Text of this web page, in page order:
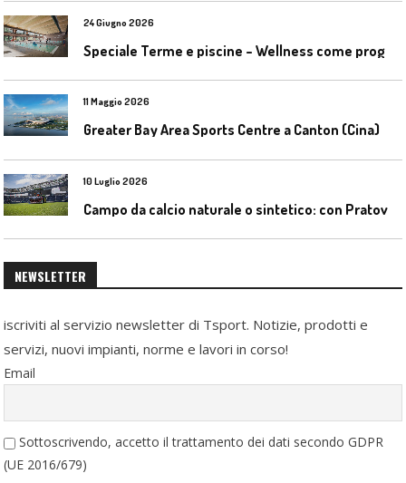
24 Giugno 2026
11 Maggio 2026
Greater Bay Area Sports Centre a Canton (Cina)
10 Luglio 2026
NEWSLETTER
iscriviti al servizio newsletter di Tsport. Notizie, prodotti e
servizi, nuovi impianti, norme e lavori in corso!
Email
Sottoscrivendo, accetto il trattamento dei dati secondo GDPR
(UE 2016/679)